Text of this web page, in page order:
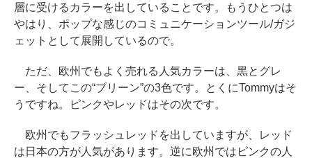
層に受けるカラーを出していることです。もうひとつは
やはり、ポップな感じのコミュニケーションツール/ガジ
ェットとして展開しているので。
ただ、欧州でもよく売れる人気カラーは、黒とグレ
ー、そしてこの“ブリーン”の3色です。とくにTommyはそ
うですね。ピンクやレッドはその次です。
欧州でもフラッシュレッドを出していますが、レッド
は日本の方が人気があります。逆に欧州ではピンクの人